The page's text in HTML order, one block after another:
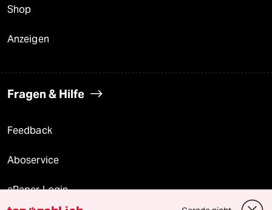
Shop
Anzeigen
Fragen & Hilfe
Feedback
Aboservice
ePaper Login